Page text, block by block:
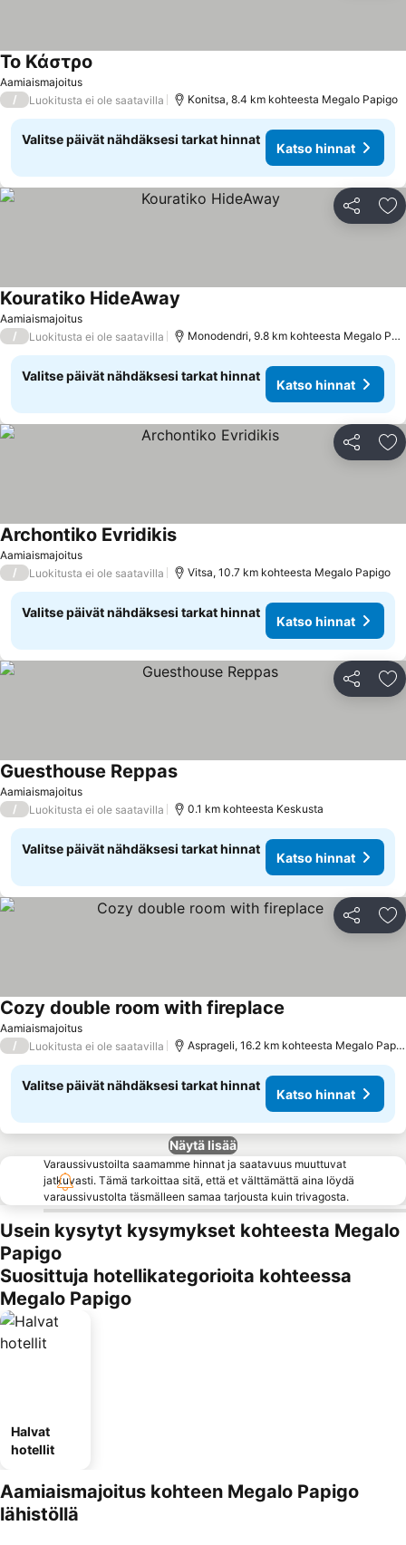
Aamiaismajoitus
Το Κάστρο
/ Luokitusta ei ole saatavilla Konitsa, 8.4 km kohteesta Megalo Papigo
Valitse päivät nähdäksesi tarkat hinnat
Katso hinnat
Jaa
Aamiaismajoitus
Kouratiko HideAway
/ Luokitusta ei ole saatavilla Monodendri, 9.8 km kohteesta Megalo Papigo
Valitse päivät nähdäksesi tarkat hinnat
Katso hinnat
Jaa
Aamiaismajoitus
Archontiko Evridikis
/ Luokitusta ei ole saatavilla Vitsa, 10.7 km kohteesta Megalo Papigo
Valitse päivät nähdäksesi tarkat hinnat
Katso hinnat
Jaa
Aamiaismajoitus
Guesthouse Reppas
/ Luokitusta ei ole saatavilla 0.1 km kohteesta Keskusta
Valitse päivät nähdäksesi tarkat hinnat
Katso hinnat
Jaa
Aamiaismajoitus
Cozy double room with fireplace
/ Luokitusta ei ole saatavilla Asprageli, 16.2 km kohteesta Megalo Papigo
Valitse päivät nähdäksesi tarkat hinnat
Katso hinnat
Näytä lisää
Varaussivustoilta saamamme hinnat ja saatavuus muuttuvat
jatkuvasti. Tämä tarkoittaa sitä, että et välttämättä aina löydä
varaussivustolta täsmälleen samaa tarjousta kuin trivagosta.
Usein kysytyt kysymykset kohteesta Megalo
Papigo
Suosittuja hotellikategorioita kohteessa
Megalo Papigo
Halvat
hotellit
Aamiaismajoitus kohteen Megalo Papigo
lähistöllä